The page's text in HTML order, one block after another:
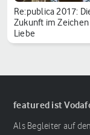
Re:publica 2017:
Zukunft im
Liebe
featured ist
Als Begleiter auf